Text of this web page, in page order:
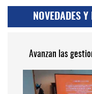
NOVEDADES
Avanzan las